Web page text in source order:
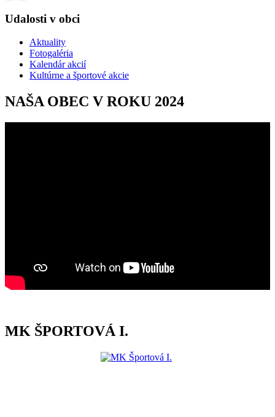
Udalosti v obci
Aktuality
Fotogaléria
Kalendár akcií
Kultúrne a športové akcie
NAŠA OBEC V ROKU 2024
MK ŠPORTOVÁ I.